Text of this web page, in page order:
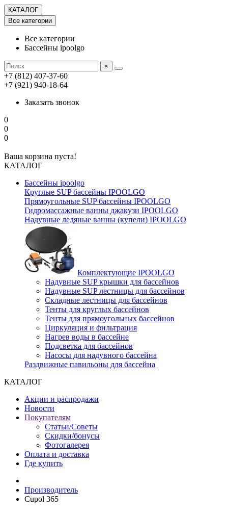
КАТАЛОГ
Все категории
Все категории
Бассейны ipoolgo
×
+7 (812) 407-37-60
+7 (921) 940-18-64
Заказать звонок
0
0
0
Ваша корзина пуста!
КАТАЛОГ
Бассейны ipoolgo
Круглые SUP бассейны IPOOLGO
Прямоугольные SUP бассейны IPOOLGO
Гидромассажные ванны джакузи IPOOLGO
Надувные ледяные ванны (купели) IPOOLGO
Комплектующие IPOOLGO
Надувные SUP крышки для бассейнов
Надувные SUP лестницы для бассейнов
Складные лестницы для бассейнов
Тенты для круглых бассейнов
Тенты для прямоугольных бассейнов
Циркуляция и фильтрация
Нагрев воды в бассейне
Подсветка для бассейнов
Насосы для надувного бассейна
Раздвижные павильоны для бассейна
КАТАЛОГ
Акции и распродажи
Новости
Покупателям
Статьи/Советы
Скидки/бонусы
Фотогалерея
Оплата и доставка
Где купить
Производитель
Cupol 365